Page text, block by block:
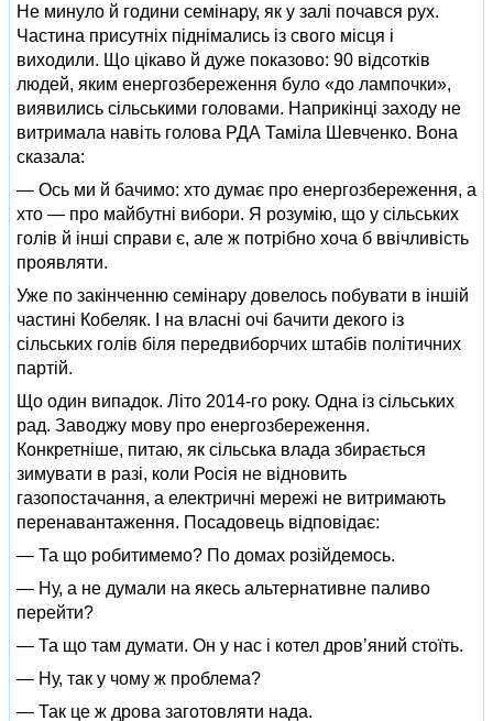
Не минуло й години семінару, як у залі почався рух.
Частина присутніх піднімались із свого місця і
виходили. Що цікаво й дуже показово: 90 відсотків
людей, яким енергозбереження було «до лампочки»,
виявились сільськими головами. Наприкінці заходу не
витримала навіть голова РДА Таміла Шевченко. Вона
сказала:
— Ось ми й бачимо: хто думає про енергозбереження, а
хто — про майбутні вибори. Я розумію, що у сільських
голів й інші справи є, але ж потрібно хоча б ввічливість
проявляти.
Уже по закінченню семінару довелось побувати в іншій
частині Кобеляк. І на власні очі бачити декого із
сільських голів біля передвиборчих штабів політичних
партій.
Що один випадок. Літо 2014-го року. Одна із сільських
рад. Заводжу мову про енергозбереження.
Конкретніше, питаю, як сільська влада збирається
зимувати в разі, коли Росія не відновить
газопостачання, а електричні мережі не витримають
перенавантаження. Посадовець відповідає:
— Та що робитимемо? По домах розійдемось.
— Ну, а не думали на якесь альтернативне паливо
перейти?
— Та що там думати. Он у нас і котел дров’яний стоїть.
— Ну, так у чому ж проблема?
— Так це ж дрова заготовляти нада.